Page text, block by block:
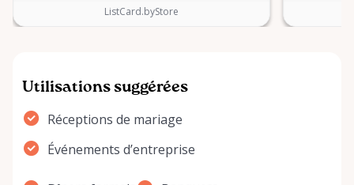
ListCard.byStore
Utilisations suggérées
Réceptions de mariage
Événements d’entreprise